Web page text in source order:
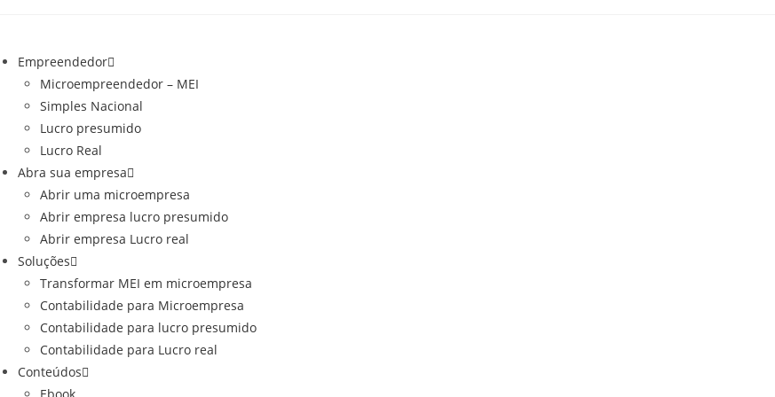
conteúdo
Empreendedor
Microempreendedor – MEI
Simples Nacional
Lucro presumido
Lucro Real
Abra sua empresa
Abrir uma microempresa
Abrir empresa lucro presumido
Abrir empresa Lucro real
Soluções
Transformar MEI em microempresa
Contabilidade para Microempresa
Contabilidade para lucro presumido
Contabilidade para Lucro real
Conteúdos